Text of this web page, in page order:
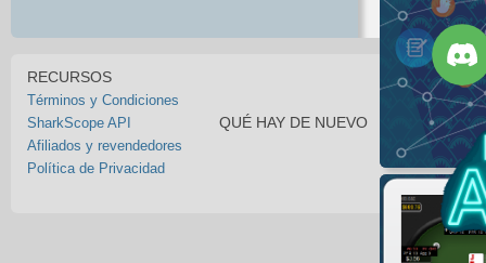
RECURSOS
Términos y Condiciones
SharkScope API
Afiliados y revendedores
Política de Privacidad
QUÉ HAY DE NUEVO